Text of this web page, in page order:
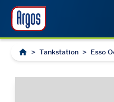
> Tankstation > Esso